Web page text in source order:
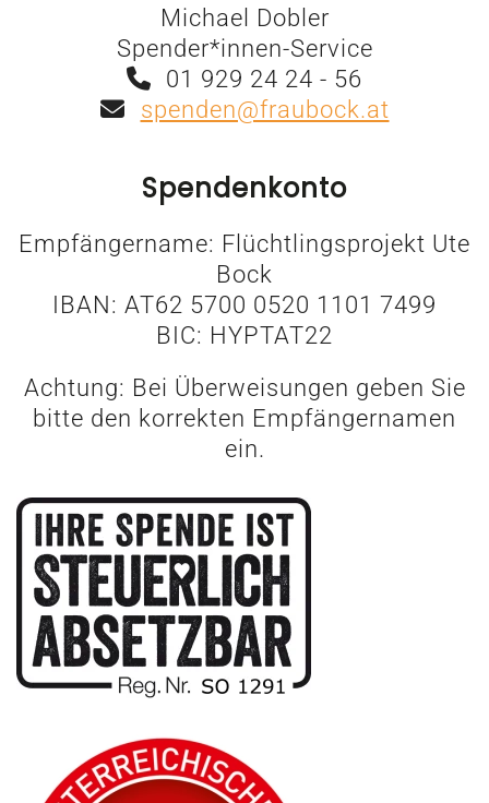
Michael Dobler
Spender*innen-Service
01 929 24 24 - 56
spenden@fraubock.at
Spendenkonto
Empfängername: Flüchtlingsprojekt Ute
Bock
IBAN: AT62 5700 0520 1101 7499
BIC: HYPTAT22
Achtung: Bei Überweisungen geben Sie
bitte den korrekten Empfängernamen
ein.